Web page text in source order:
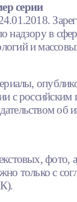
серии
надзору в
и
с российским
об
фото,
только с